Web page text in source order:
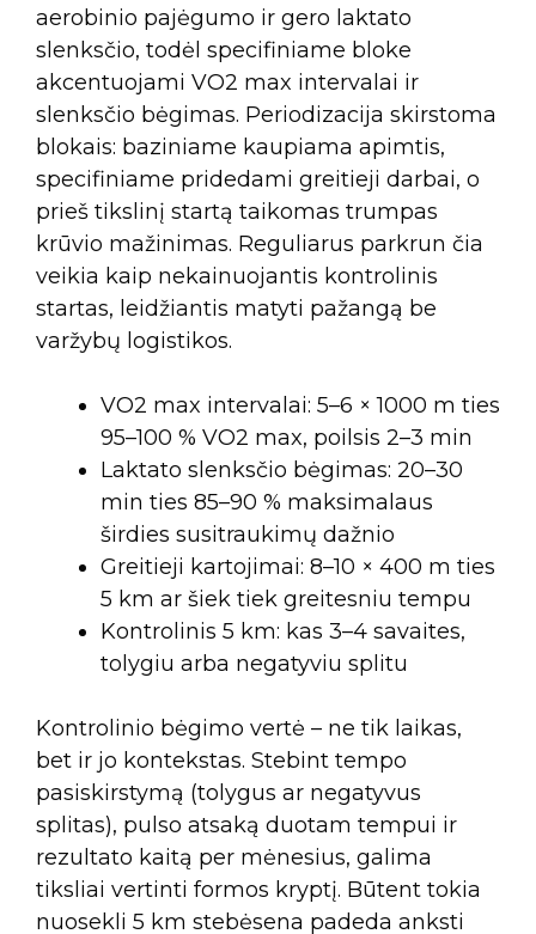
aerobinio pajėgumo ir gero laktato
slenksčio, todėl specifiniame bloke
akcentuojami VO2 max intervalai ir
slenksčio bėgimas. Periodizacija skirstoma
blokais: baziniame kaupiama apimtis,
specifiniame pridedami greitieji darbai, o
prieš tikslinį startą taikomas trumpas
krūvio mažinimas. Reguliarus parkrun čia
veikia kaip nekainuojantis kontrolinis
startas, leidžiantis matyti pažangą be
varžybų logistikos.
VO2 max intervalai: 5–6 × 1000 m ties
95–100 % VO2 max, poilsis 2–3 min
Laktato slenksčio bėgimas: 20–30
min ties 85–90 % maksimalaus
širdies susitraukimų dažnio
Greitieji kartojimai: 8–10 × 400 m ties
5 km ar šiek tiek greitesniu tempu
Kontrolinis 5 km: kas 3–4 savaites,
tolygiu arba negatyviu splitu
Kontrolinio bėgimo vertė – ne tik laikas,
bet ir jo kontekstas. Stebint tempo
pasiskirstymą (tolygus ar negatyvus
splitas), pulso atsaką duotam tempui ir
rezultato kaitą per mėnesius, galima
tiksliai vertinti formos kryptį. Būtent tokia
nuosekli 5 km stebėsena padeda anksti